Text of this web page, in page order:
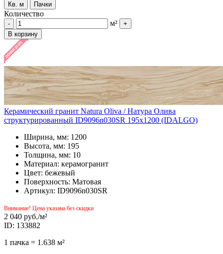
Кв. м Пачки
Количество
- м²
+
В корзину
Керамический гранит Natura Oliva / Натура Олива
структурированный ID9096n030SR 195x1200 (IDALGO)
Ширина, мм: 1200
Высота, мм: 195
Толщина, мм: 10
Материал: керамогранит
Цвет: бежевый
Поверхность: Матовая
Артикул: ID9096n030SR
Внимание! Цена указана без скидки
2 040 руб./м²
ID: 133882
1 пачка = 1.638 м²